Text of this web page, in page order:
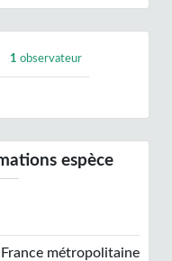
1 observateur
espèce
métropolitaine